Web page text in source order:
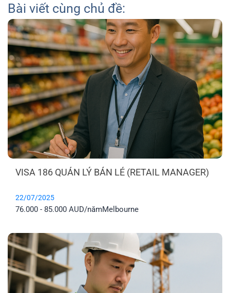
Bài viết cùng chủ đề:
VISA 186 QUẢN LÝ BÁN LẺ (RETAIL MANAGER)
22/07/2025
76.000 - 85.000 AUD/nămMelbourne